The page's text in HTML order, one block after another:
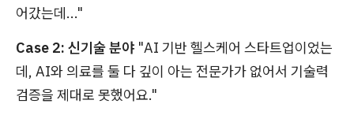
어갔는데..."
Case 2: 신기술 분야 "AI 기반 헬스케어 스타트업이었는
데, AI와 의료를 둘 다 깊이 아는 전문가가 없어서 기술력
검증을 제대로 못했어요."